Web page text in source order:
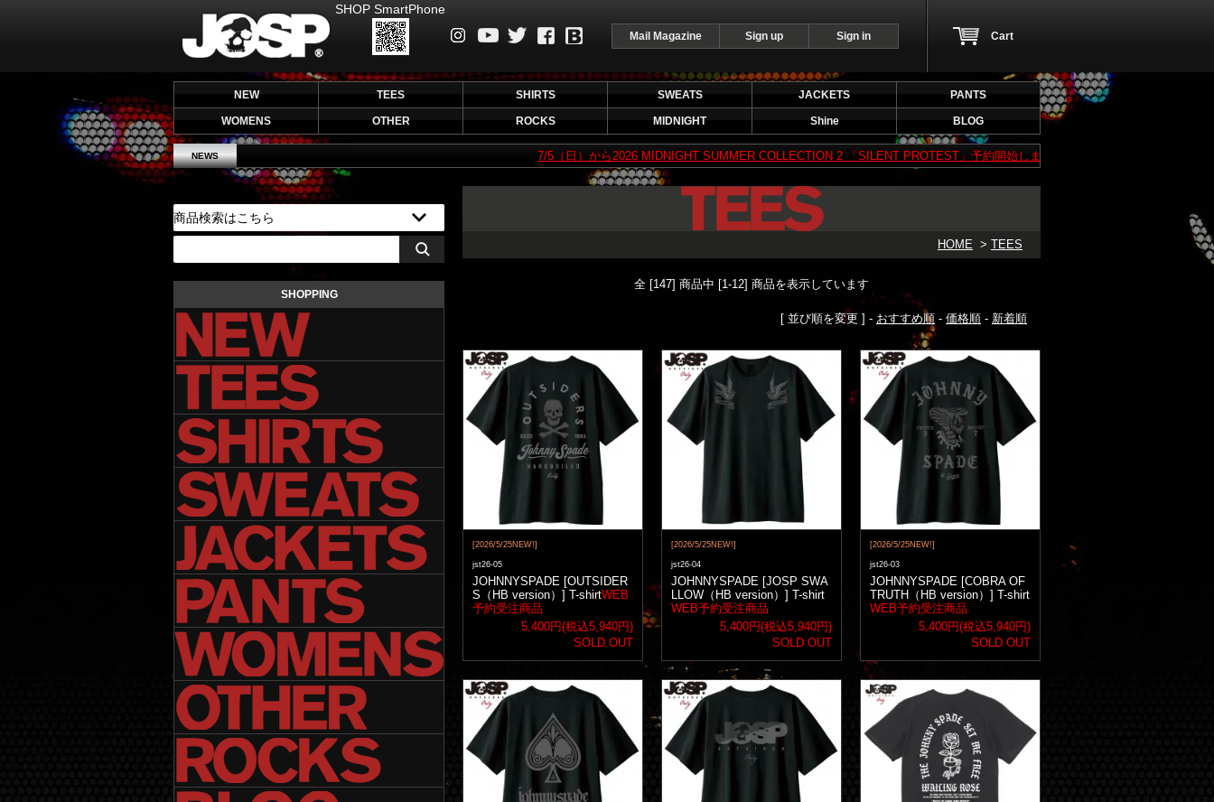
SHOP SmartPhone
Mail Magazine Sign up Sign in Cart
NEW TEES SHIRTS SWEATS JACKETS PANTS
WOMENS OTHER ROCKS MIDNIGHT Shine BLOG
NEWS 7/5（日）から2026 MIDNIGHT SUMMER COLLECTION 2 「SILENT PROTEST」予約開始します！予約期間は7/5（日）～ 7/19（日）ま
HOME > TEES
全 [147] 商品中 [1-12] 商品を表示しています
[ 並び順を変更 ] - おすすめ順 - 価格順 - 新着順
[2026/5/25NEW!]
jst26-05
JOHNNYSPADE [OUTSIDER
S（HB version）] T-shirtWEB
予約受注商品
5,400円(税込5,940円)
SOLD OUT
[2026/5/25NEW!]
jst26-04
JOHNNYSPADE [JOSP SWA
LLOW（HB version）] T-shirt
WEB予約受注商品
5,400円(税込5,940円)
SOLD OUT
[2026/5/25NEW!]
jst26-03
JOHNNYSPADE [COBRA OF
TRUTH（HB version）] T-shirt
WEB予約受注商品
5,400円(税込5,940円)
SOLD OUT
SHOPPING